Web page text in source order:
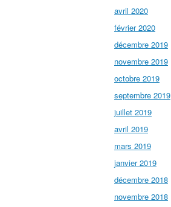
avril 2020
février 2020
décembre 2019
novembre 2019
octobre 2019
septembre 2019
juillet 2019
avril 2019
mars 2019
janvier 2019
décembre 2018
novembre 2018